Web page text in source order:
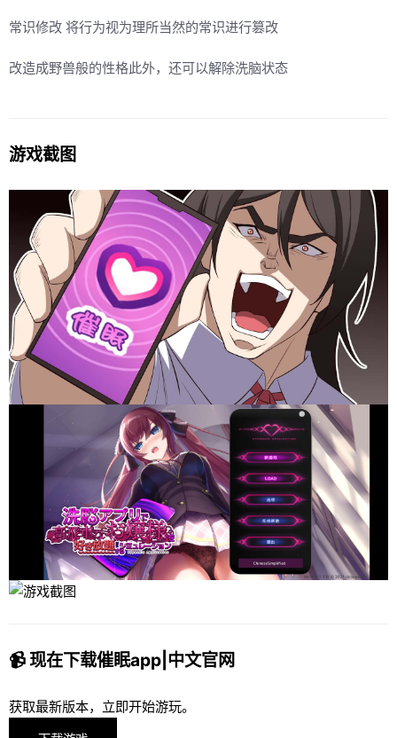
常识修改 将行为视为理所当然的常识进行篡改
改造成野兽般的性格此外，还可以解除洗脑状态
游戏截图
📹 现在下载催眠app|中文官网
获取最新版本，立即开始游玩。